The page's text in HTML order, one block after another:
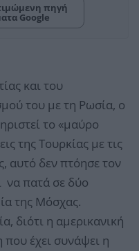
πηγή
Google
και του
του με τη Ρωσία, ο
το «μαύρο
της Τουρκίας με τις
αυτό δεν πτόησε τον
να πατά σε δύο
της Μόσχας.
διότι η αμερικανική
έχει συνάψει η